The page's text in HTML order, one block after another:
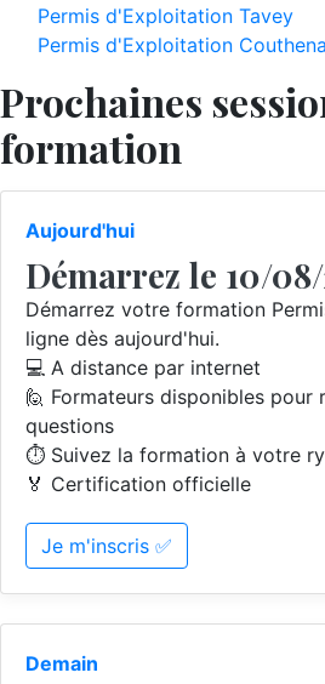
Permis d'Exploitation Tavey
Permis d'Exploitation
Prochaines
formation
Aujourd'hui
Démarrez le 10/
Démarrez votre formation
ligne dès aujourd'hui.
💻 A distance par internet
🙋 Formateurs disponibles pour
questions
⏱️ Suivez la formation à votre
🏅 Certification officielle
Je m'inscris ✅
Demain